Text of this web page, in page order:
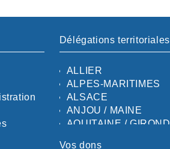
Délégations territoriales
ALLIER
ALPES-MARITIMES
ALSACE
ANJOU / MAINE
AQUITAINE /
Vos dons